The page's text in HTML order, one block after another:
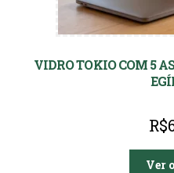
VIDRO TOKIO COM 5
R$
Ver